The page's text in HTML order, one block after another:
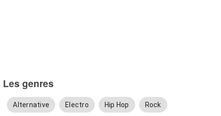
Les genres
Alternative Electro Hip Hop Rock